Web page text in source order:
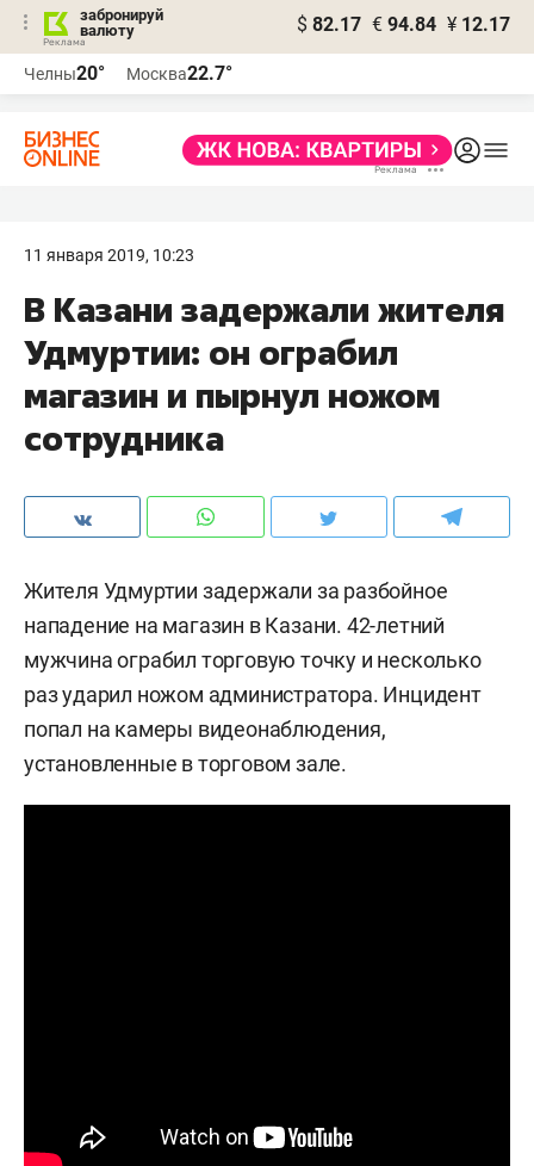
забронируй
валюту
$ 82.17 € 94.84 ¥ 12.17
Челны20° Москва22.7°
11 января 2019, 10:23
В Казани задержали жителя
Удмуртии: он ограбил
магазин и пырнул ножом
сотрудника
Жителя Удмуртии задержали за разбойное
нападение на магазин в Казани. 42-летний
мужчина ограбил торговую точку и несколько
раз ударил ножом администратора. Инцидент
попал на камеры видеонаблюдения,
установленные в торговом зале.